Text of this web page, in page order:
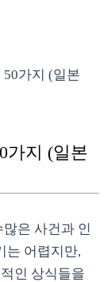
가지 (일본
가지 (일본
은 사건과 인
는 어렵지만,
인 상식들을